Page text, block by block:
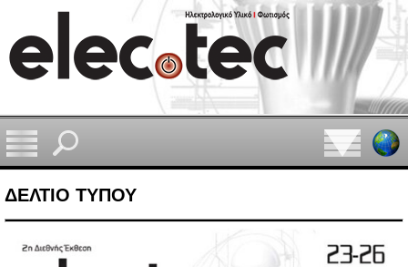
ΔΕΛΤΙΟ ΤΥΠΟΥ